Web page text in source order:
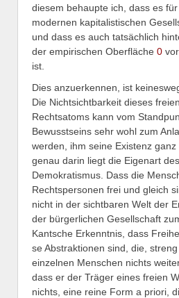
diesem behaupte ich, dass es
modernen kapitalistischen
und dass es auch tatsächlich
der empirischen Oberfläche 0
ist.
Dies anzuerkennen, ist
Die Nichtsichtbarkeit dieses
Rechtsatoms kann vom
Bewusstseins sehr wohl zum
werden, ihm seine Existenz
genau darin liegt die Eigenart
Demokratismus. Dass die
Rechtspersonen frei und gleich
nicht in der sichtbaren Welt der
der bürgerlichen Gesellschaft
Kantsche Erkenntnis, dass
se Abstraktionen sind, die,
einzelnen Menschen nichts
dass er der Träger eines freien
nichts, eine reine Form a priori,